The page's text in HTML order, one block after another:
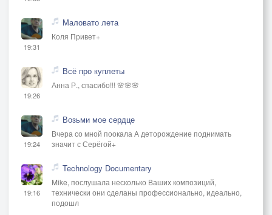
19:31
Маловато лета
Коля Привет+
19:26
Всё про куплеты
Анна Р., спасибо!!! 🌸🌸🌸
19:24
Возьми мое сердце
Вчера со мной поокала А деторождение поднимать
значит с Серёгой+
19:16
Technology Documentary
Mike, послушала несколько Ваших композиций,
технически они сделаны профессионально, идеально,
подошл